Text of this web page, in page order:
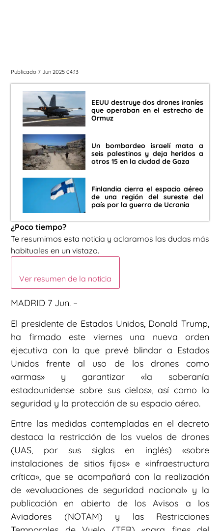
Publicado 7 Jun 2025 04:13
EEUU destruye dos drones iraníes
que operaban en el estrecho de
Ormuz
Un bombardeo israelí mata a
seis palestinos y deja heridos a
otros 15 en la ciudad de Gaza
Finlandia cierra el espacio aéreo
de una región del sureste del
país por la guerra de Ucrania
¿Poco tiempo?
Te resumimos esta noticia y aclaramos las dudas más
habituales en un vistazo.
Ver resumen de la noticia
MADRID 7 Jun. –
El presidente de Estados Unidos, Donald Trump,
ha firmado este viernes una nueva orden
ejecutiva con la que prevé blindar a Estados
Unidos frente al uso de los drones como
«armas» y garantizar «la soberanía
estadounidense sobre sus cielos», así como la
seguridad y la protección de su espacio aéreo.
Entre las medidas contempladas en el decreto
destaca la restricción de los vuelos de drones
(UAS, por sus siglas en inglés) «sobre
instalaciones de sitios fijos» e «infraestructura
crítica», que se acompañará con la realización
de «evaluaciones de seguridad nacional» y la
publicación en abierto de los Avisos a los
Aviadores (NOTAM) y las Restricciones